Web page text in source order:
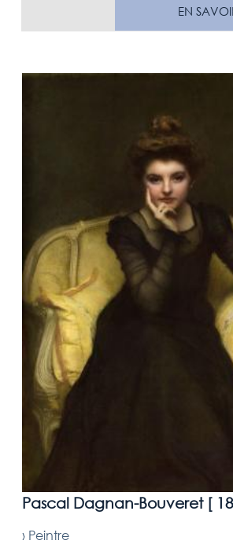
EN
Pascal Dagnan-Bouveret [
› Peintre